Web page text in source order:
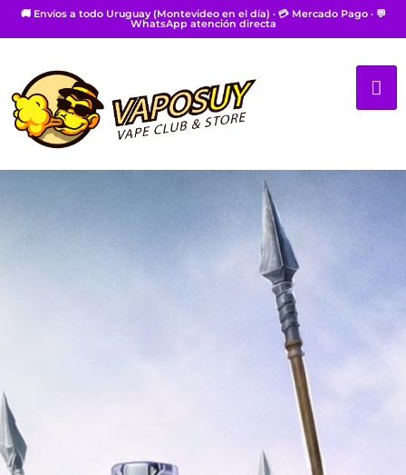
🚚 Envíos a todo Uruguay (Montevideo en el día) · 💳 Mercado Pago · 💬
WhatsApp atención directa